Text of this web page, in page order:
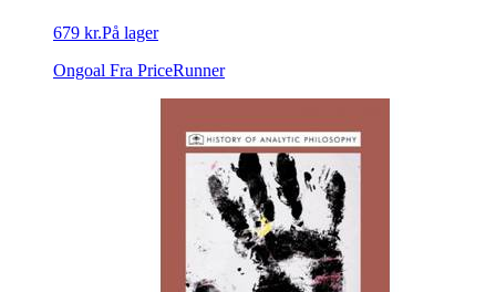
679 kr.På lager
Ongoal Fra PriceRunner